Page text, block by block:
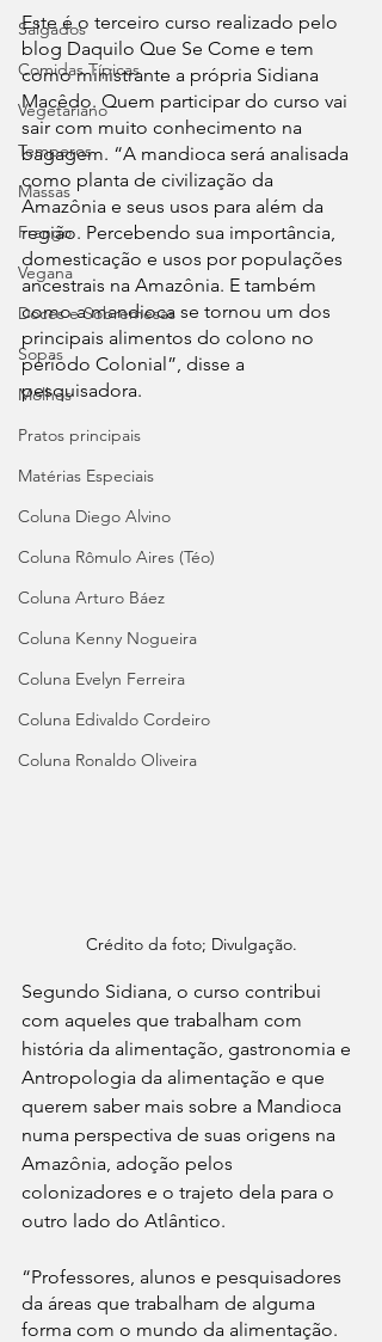
Salgados
Comidas Típicas
Vegetariano
Temperos
Massas
Frango
Vegana
Doces e Sobremesas
Sopas
Molhos
Pratos principais
Matérias Especiais
Coluna Diego Alvino
Coluna Rômulo Aires (Téo)
Coluna Arturo Báez
Coluna Kenny Nogueira
Coluna Evelyn Ferreira
Coluna Edivaldo Cordeiro
Coluna Ronaldo Oliveira
Este é o terceiro curso realizado pelo
blog Daquilo Que Se Come e tem
como ministrante a própria Sidiana
Macêdo. Quem participar do curso vai
sair com muito conhecimento na
bagagem. “A mandioca será analisada
como planta de civilização da
Amazônia e seus usos para além da
região. Percebendo sua importância,
domesticação e usos por populações
ancestrais na Amazônia. E também
como a mandioca se tornou um dos
principais alimentos do colono no
período Colonial”, disse a
pesquisadora.
Crédito da foto; Divulgação.
Segundo Sidiana, o curso contribui
com aqueles que trabalham com
história da alimentação, gastronomia e
Antropologia da alimentação e que
querem saber mais sobre a Mandioca
numa perspectiva de suas origens na
Amazônia, adoção pelos
colonizadores e o trajeto dela para o
outro lado do Atlântico.
“Professores, alunos e pesquisadores
da áreas que trabalham de alguma
forma com o mundo da alimentação.